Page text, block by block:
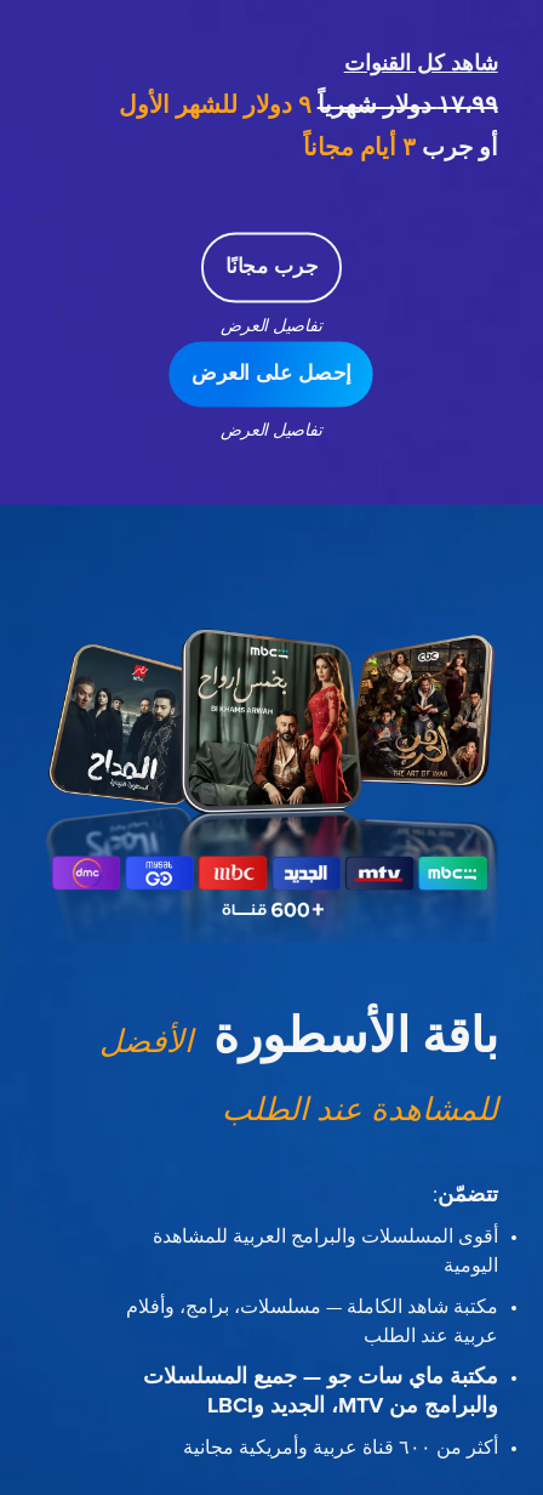
شاهد كل القنوات
١٧،٩٩ دولار شهرياً
٩ دولار للشهر الأول
أو جرب٣ أيام مجاناً
جرب مجانًا
تفاصيل العرض
إحصل على العرض
تفاصيل العرض
باقة الأسطورة الأفضل
للمشاهدة عند الطلب
تتضمّن:
أقوى المسلسلات والبرامج العربية للمشاهدة
اليومية
مكتبة شاهد الكاملة — مسلسلات، برامج، وأفلام
عربية عند الطلب
مكتبة ماي سات جو — جميع المسلسلات
والبرامج من MTV، الجديد وLBCI
أكثر من ٦٠٠ قناة عربية وأمريكية مجانية